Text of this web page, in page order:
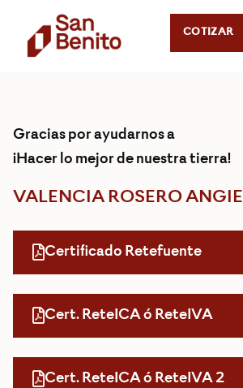
COTIZAR
Gracias por ayudarnos a
¡Hacer lo mejor de nuestra tierra!
VALENCIA ROSERO ANGIE
Certificado Retefuente
Cert. ReteICA ó ReteIVA
Cert. ReteICA ó ReteIVA 2